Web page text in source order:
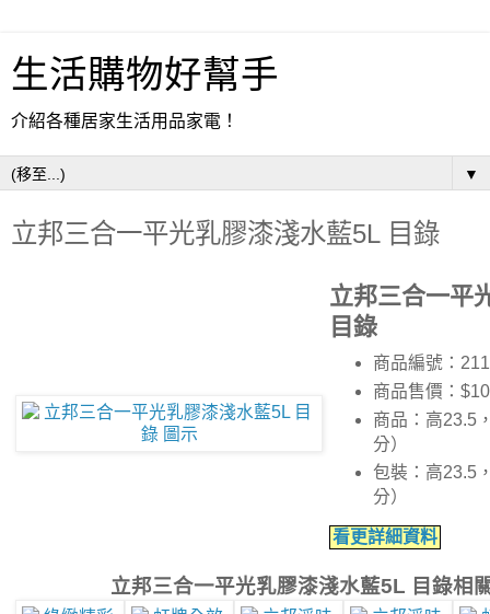
生活購物好幫手
介紹各種居家生活用品家電！
▼
立邦三合一平光乳膠漆淺水藍5L 目錄
立邦三合一平
目錄
商品編號：
商品售價：
商品：高23.5
分）
包裝：高23.5
分）
看更詳細資料
立邦三合一平光乳膠漆淺水藍5L 目錄相